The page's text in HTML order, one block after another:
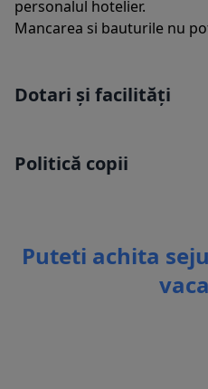
personalul hotelier.
Mancarea si bauturile nu
Dotari și facilități
Politică copii
Puteti achita